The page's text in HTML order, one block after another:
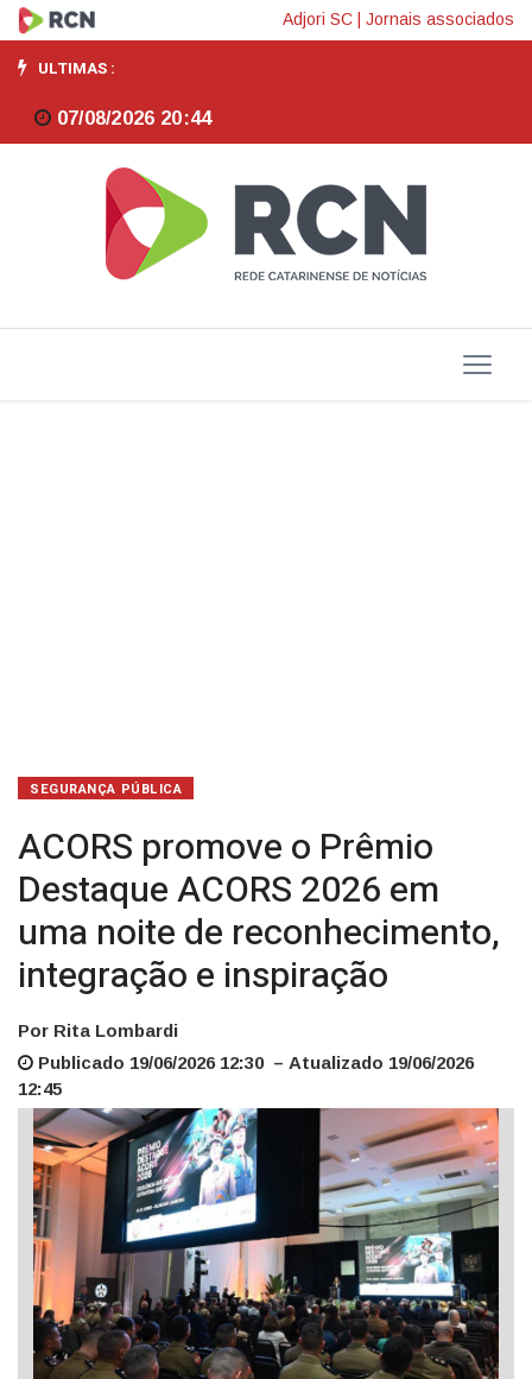
ACORS
promove
o
Prêmio
Destaque
ACORS
2026
Adjori SC Jornais associados
ULTIMAS :
07/08/2026 20:44
SEGURANÇA PÚBLICA
ACORS promove o Prêmio
Destaque ACORS 2026 em
uma noite de reconhecimento,
integração e inspiração
Por Rita Lombardi
Publicado 19/06/2026 12:30 – Atualizado 19/06/2026
12:45